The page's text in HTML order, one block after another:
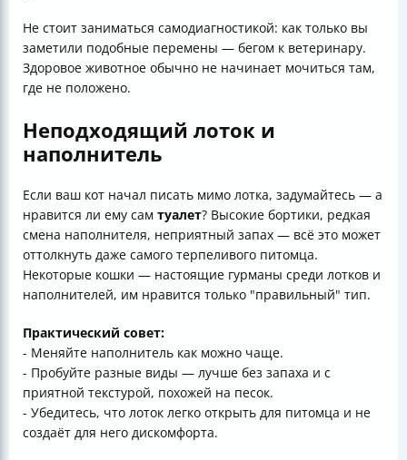
Не стоит заниматься самодиагностикой: как только вы
заметили подобные перемены — бегом к ветеринару.
Здоровое животное обычно не начинает мочиться там,
где не положено.
Неподходящий лоток и
наполнитель
Если ваш кот начал писать мимо лотка, задумайтесь — а
нравится ли ему сам туалет? Высокие бортики, редкая
смена наполнителя, неприятный запах — всё это может
оттолкнуть даже самого терпеливого питомца.
Некоторые кошки — настоящие гурманы среди лотков и
наполнителей, им нравится только "правильный" тип.
Практический совет:
- Меняйте наполнитель как можно чаще.
- Пробуйте разные виды — лучше без запаха и с
приятной текстурой, похожей на песок.
- Убедитесь, что лоток легко открыть для питомца и не
создаёт для него дискомфорта.